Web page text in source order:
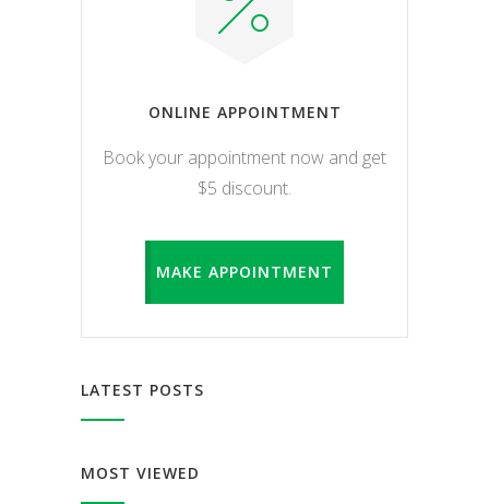
ONLINE APPOINTMENT
Book your appointment now and get
$5 discount.
MAKE APPOINTMENT
LATEST POSTS
MOST VIEWED